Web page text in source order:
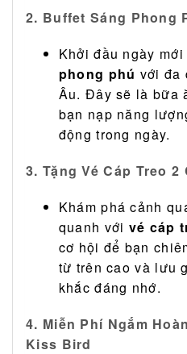
2. Buffet Sáng Phong
Khởi đầu ngày mới
phong phú với đa
Âu. Đây sẽ là bữa
bạn nạp năng
động trong ngày.
3. Tặng Vé Cáp Treo 2
Khám phá cảnh
quanh với vé cáp
cơ hội để bạn
từ trên cao và lưu
khắc đáng nhớ.
4. Miễn Phí Ngắm
Kiss Bird